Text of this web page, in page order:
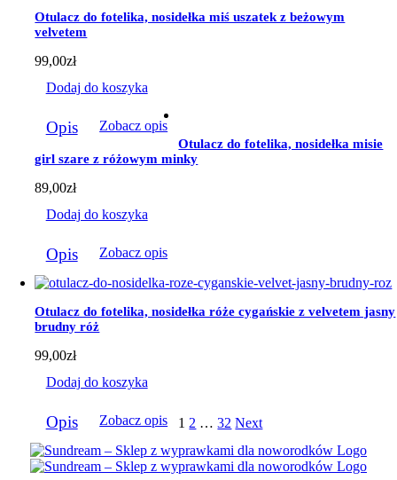
Otulacz do fotelika, nosidełka miś uszatek z beżowym
velvetem
99,00zł
Dodaj do koszyka
Opis Zobacz opis
Otulacz do fotelika, nosidełka misie
girl szare z różowym minky
89,00zł
Dodaj do koszyka
Opis Zobacz opis
Otulacz do fotelika, nosidełka róże cygańskie z velvetem jasny
brudny róż
99,00zł
Dodaj do koszyka
Opis Zobacz opis 1 2 … 32 Next